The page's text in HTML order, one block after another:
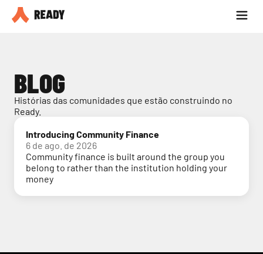
Seja parceiro
BLOG
Histórias das comunidades que estão construindo no
Ready.
Introducing Community Finance
6 de ago. de 2026
Community finance is built around the group you
belong to rather than the institution holding your
money